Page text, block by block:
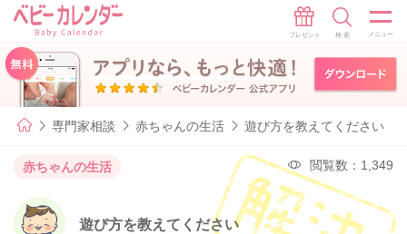
専門家相談 赤ちゃんの生活 遊び方を教えてください
赤ちゃんの生活 閲覧数：1,349
遊び方を教えてください